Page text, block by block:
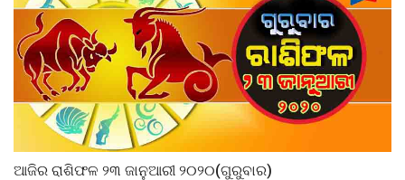
ଆଜିର ରାଶିଫଳ ୨୩ ଜାନୁଆରୀ ୨୦୨୦(ଗୁରୁବାର)